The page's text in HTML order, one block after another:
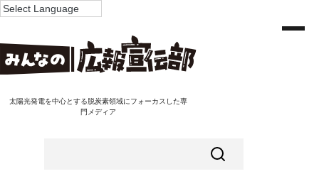
太陽光発電を中心とする脱炭素領域にフォーカスした専
門メディア